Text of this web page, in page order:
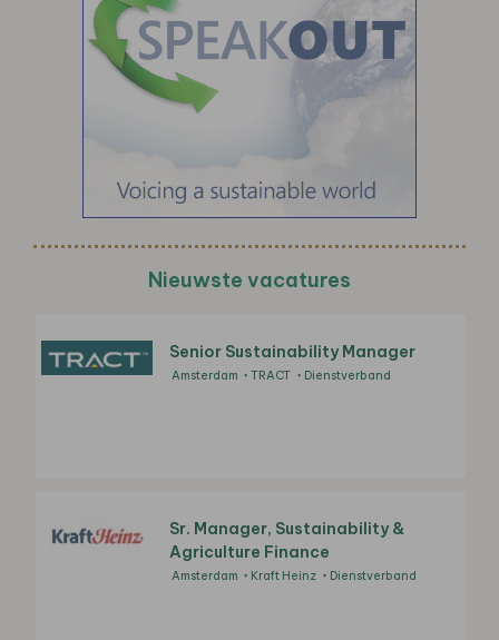
Nieuwste vacatures
Senior Sustainability Manager
Amsterdam TRACT Dienstverband
Sr. Manager, Sustainability &
Agriculture Finance
Amsterdam Kraft Heinz Dienstverband